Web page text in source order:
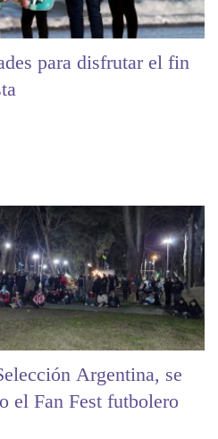
para disfrutar el fin
Argentina, se
el Fan Fest futbolero